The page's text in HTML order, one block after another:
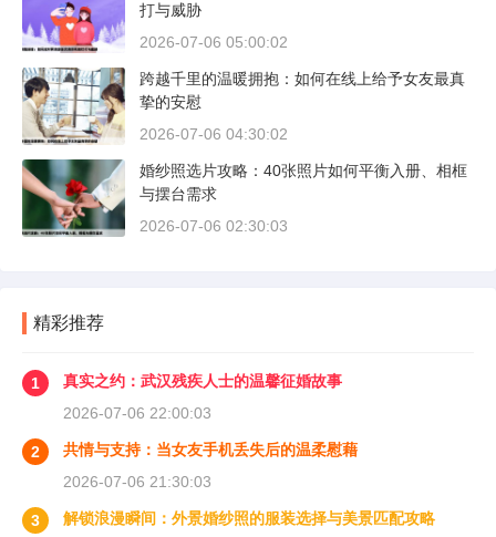
打与威胁
2026-07-06 05:00:02
跨越千里的温暖拥抱：如何在线上给予女友最真
挚的安慰
2026-07-06 04:30:02
婚纱照选片攻略：40张照片如何平衡入册、相框
与摆台需求
2026-07-06 02:30:03
精彩推荐
1
真实之约：武汉残疾人士的温馨征婚故事
2026-07-06 22:00:03
2
共情与支持：当女友手机丢失后的温柔慰藉
2026-07-06 21:30:03
3
解锁浪漫瞬间：外景婚纱照的服装选择与美景匹配攻略